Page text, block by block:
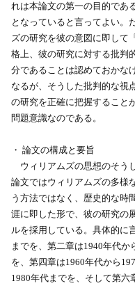
れは本論文の第一の目的であ
となっていると言ってよい。
ズの研究を彼の意図に即して
格上、彼の研究に対する批判
分であることは認めておかな
なるが、そうした批判的な視
の研究を正確に把握すること
問題意識なのである。
・ 論文の構成と要旨
ウィリアムズの思想のそう
論文ではウィリアムズの多様
う方法ではなく、歴史的な時
涯に即した形で、彼の研究の
ルを採用している。具体的に
までを、第二章は1940年代
を、第四章は1960年代から
1980年代までを、そして第六